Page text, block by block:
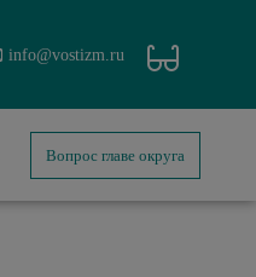
info@vostizm.ru
Вопрос главе округа